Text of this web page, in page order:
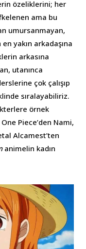
özeliklerini; her
ama bu
umursanmayan,
yakın arkadaşına
arkasına
utanınca
çok çalışıp
sıralayabiliriz.
örnek
Piece’den Nami,
Alcamest’ten
animelin kadın